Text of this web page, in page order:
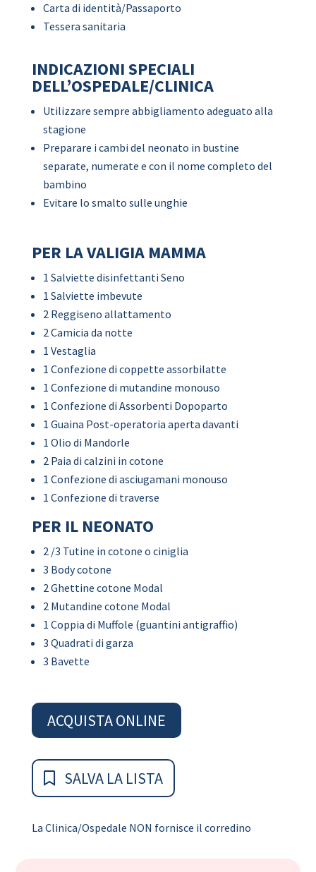
Carta di identità/Passaporto
Tessera sanitaria
INDICAZIONI SPECIALI
DELL’OSPEDALE/CLINICA
Utilizzare sempre abbigliamento adeguato alla
stagione
Preparare i cambi del neonato in bustine
separate, numerate e con il nome completo del
bambino
Evitare lo smalto sulle unghie
PER LA VALIGIA MAMMA
1 Salviette disinfettanti Seno
1 Salviette imbevute
2 Reggiseno allattamento
2 Camicia da notte
1 Vestaglia
1 Confezione di coppette assorbilatte
1 Confezione di mutandine monouso
1 Confezione di Assorbenti Dopoparto
1 Guaina Post-operatoria aperta davanti
1 Olio di Mandorle
2 Paia di calzini in cotone
1 Confezione di asciugamani monouso
1 Confezione di traverse
PER IL NEONATO
2 /3 Tutine in cotone o ciniglia
3 Body cotone
2 Ghettine cotone Modal
2 Mutandine cotone Modal
1 Coppia di Muffole (guantini antigraffio)
3 Quadrati di garza
3 Bavette
ACQUISTA ONLINE
SALVA LA LISTA
La Clinica/Ospedale NON fornisce il corredino